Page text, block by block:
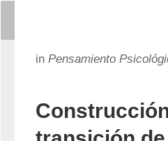
in Pensamiento